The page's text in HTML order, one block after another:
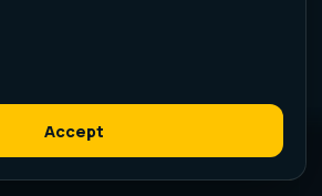
1
CREATOR
2 4
Accept